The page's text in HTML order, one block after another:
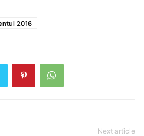
2016
Next article